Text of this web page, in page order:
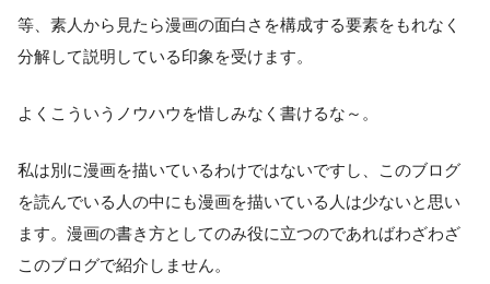
等、素人から見たら漫画の面白さを構成する要素をもれなく
分解して説明している印象を受けます。
よくこういうノウハウを惜しみなく書けるな～。
私は別に漫画を描いているわけではないですし、このブログ
を読んでいる人の中にも漫画を描いている人は少ないと思い
ます。漫画の書き方としてのみ役に立つのであればわざわざ
このブログで紹介しません。